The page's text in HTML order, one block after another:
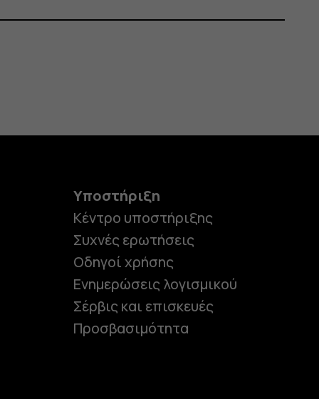
Υποστήριξη
Κέντρο υποστήριξης
Συχνές ερωτήσεις
Οδηγοί χρήσης
Ενημερώσεις λογισμικού
Σέρβις και επισκευές
Προσβασιμότητα